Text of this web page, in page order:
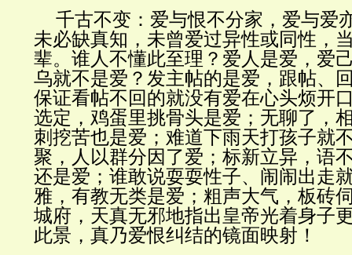
千古不变：爱与恨不分家，爱与爱
未必缺真知，未曾爱过异性或同性，
辈。谁人不懂此至理？爱人是爱，爱
乌就不是爱？发主帖的是爱，跟帖、
保证看帖不回的就没有爱在心头烦开
选定，鸡蛋里挑骨头是爱；无聊了，
刺挖苦也是爱；难道下雨天打孩子就
聚，人以群分因了爱；标新立异，语
还是爱；谁敢说耍耍性子、闹闹出走
雅，有教无类是爱；粗声大气，板砖
城府，天真无邪地指出皇帝光着身子
此景，真乃爱恨纠结的镜面映射！